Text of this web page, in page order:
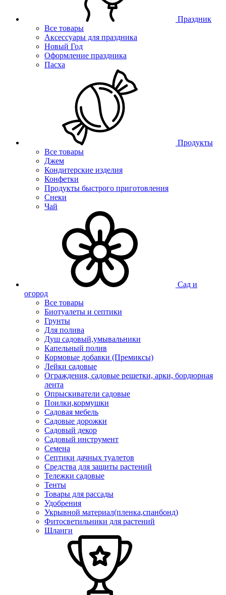
Праздник
Все товары
Аксессуары для праздника
Новый Год
Оформление праздника
Пасха
Продукты
Все товары
Джем
Кондитерские изделия
Конфетки
Продукты быстрого приготовления
Снеки
Чай
Сад и
огород
Все товары
Биотуалеты и септики
Грунты
Для полива
Душ садовый,умывальники
Капельный полив
Кормовые добавки (Премиксы)
Лейки садовые
Ограждения, садовые решетки, арки, бордюрная
лента
Опрыскиватели садовые
Поилки,кормушки
Садовая мебель
Садовые дорожки
Садовый декор
Садовый инструмент
Семена
Септики дачных туалетов
Средства для защиты растений
Тележки садовые
Тенты
Товары для рассады
Удобрения
Укрывной материал(пленка,спанбонд)
Фитосветильники для растений
Шланги